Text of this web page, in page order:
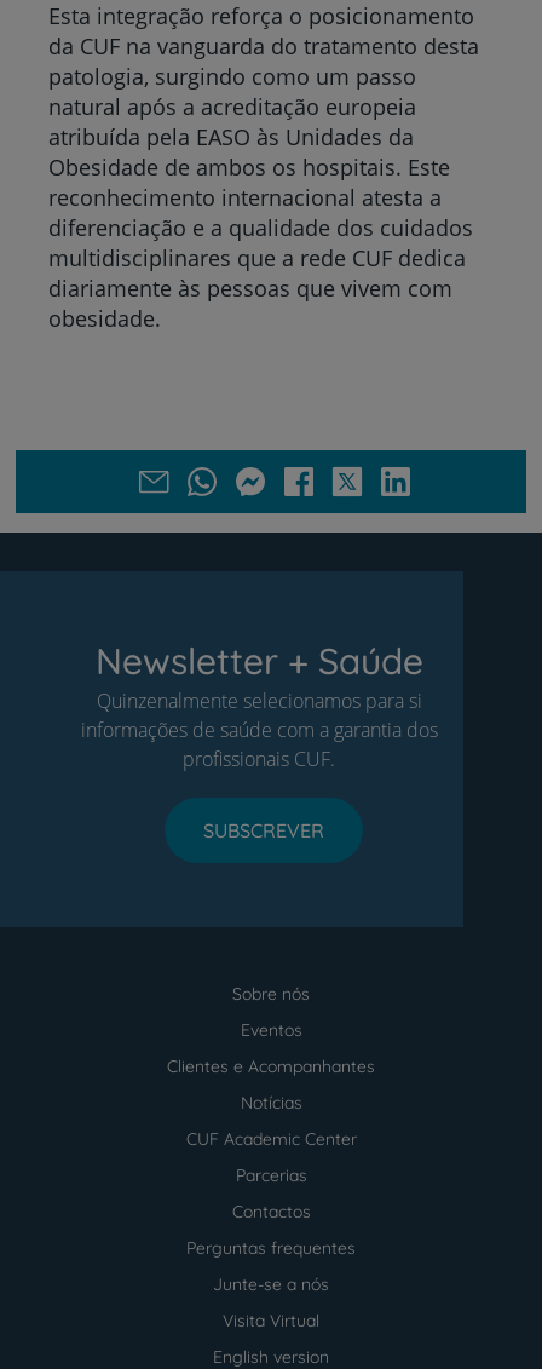
Esta integração reforça o posicionamento
da CUF na vanguarda do tratamento desta
patologia, surgindo como um passo
natural após a acreditação europeia
atribuída pela EASO às Unidades da
Obesidade de ambos os hospitais. Este
reconhecimento internacional atesta a
diferenciação e a qualidade dos cuidados
multidisciplinares que a rede CUF dedica
diariamente às pessoas que vivem com
obesidade.
Newsletter + Saúde
Quinzenalmente selecionamos para si
informações de saúde com a garantia dos
profissionais CUF.
SUBSCREVER
Sobre nós
Eventos
Clientes e Acompanhantes
Notícias
CUF Academic Center
Parcerias
Contactos
Perguntas frequentes
Junte-se a nós
Visita Virtual
English version